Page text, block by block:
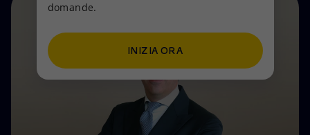
Persone e Partnership
Net Zero
Modello satellitare
Energia accessibile
Tecnologie per la transizione
Collaborazioni per l'innovazione
Attività nel mondo
Imprese
Mobilità
domande.
INIZIA ORA